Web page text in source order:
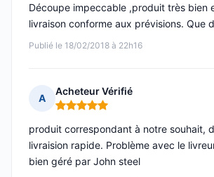
Publié le 18/02/2018 à 22h16
Découpe impeccable ,produit très bien
livraison conforme aux prévisions. Que
A
Acheteur Vérifié
Note : 5 sur 5
produit correspondant à notre souhait,
livraision rapide. Problème avec le
bien géré par John steel